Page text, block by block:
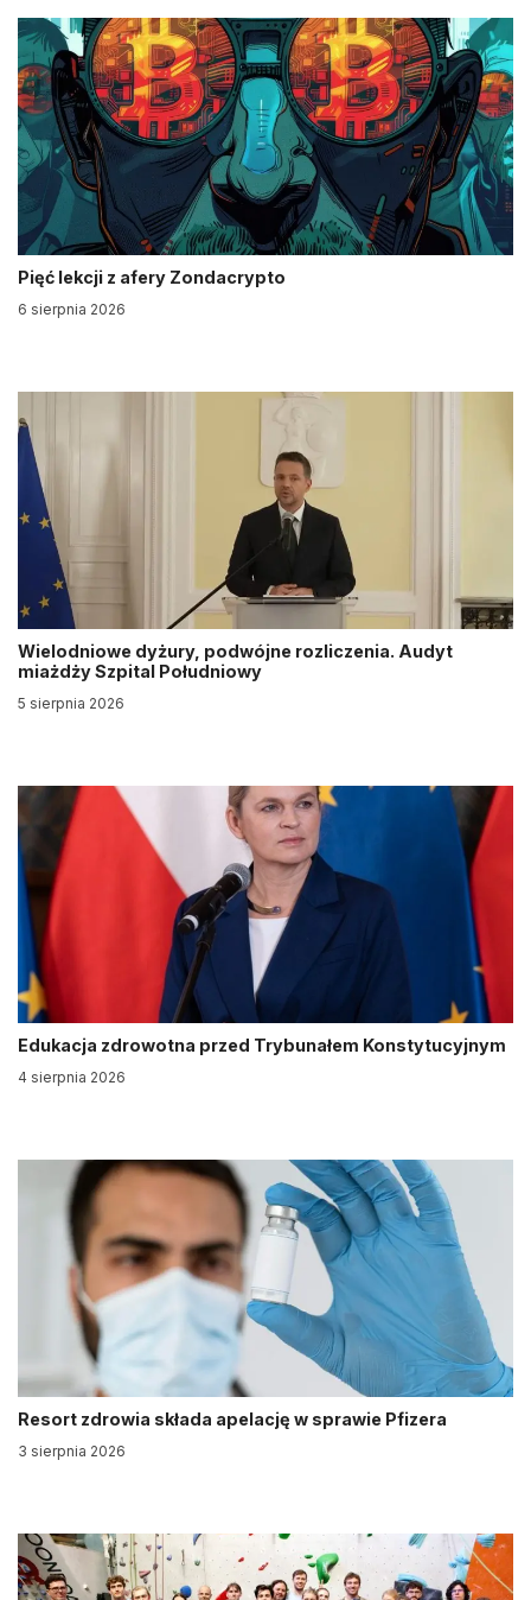
Pięć lekcji z afery Zondacrypto
6 sierpnia 2026
Wielodniowe dyżury, podwójne rozliczenia. Audyt
miażdży Szpital Południowy
5 sierpnia 2026
Edukacja zdrowotna przed Trybunałem Konstytucyjnym
4 sierpnia 2026
Resort zdrowia składa apelację w sprawie Pfizera
3 sierpnia 2026